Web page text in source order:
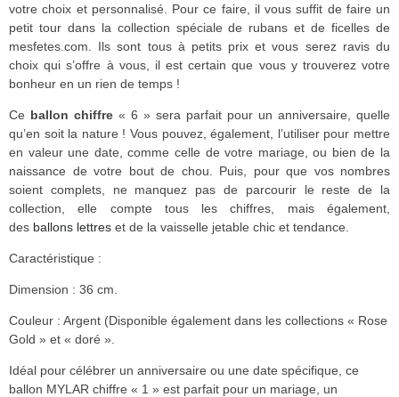
votre choix et personnalisé. Pour ce faire, il vous suffit de faire un
petit tour dans la collection spéciale de rubans et de ficelles de
mesfetes.com. Ils sont tous à petits prix et vous serez ravis du
choix qui s’offre à vous, il est certain que vous y trouverez votre
bonheur en un rien de temps !
Ce ballon chiffre « 6 » sera parfait pour un anniversaire, quelle
qu’en soit la nature ! Vous pouvez, également, l’utiliser pour mettre
en valeur une date, comme celle de votre mariage, ou bien de la
naissance de votre bout de chou. Puis, pour que vos nombres
soient complets, ne manquez pas de parcourir le reste de la
collection, elle compte tous les chiffres, mais également,
des ballons lettres et de la vaisselle jetable chic et tendance.
Caractéristique :
Dimension : 36 cm.
Couleur : Argent (Disponible également dans les collections « Rose
Gold » et « doré ».
Idéal pour célébrer un anniversaire ou une date spécifique, ce
ballon MYLAR chiffre « 1 » est parfait pour un mariage, un